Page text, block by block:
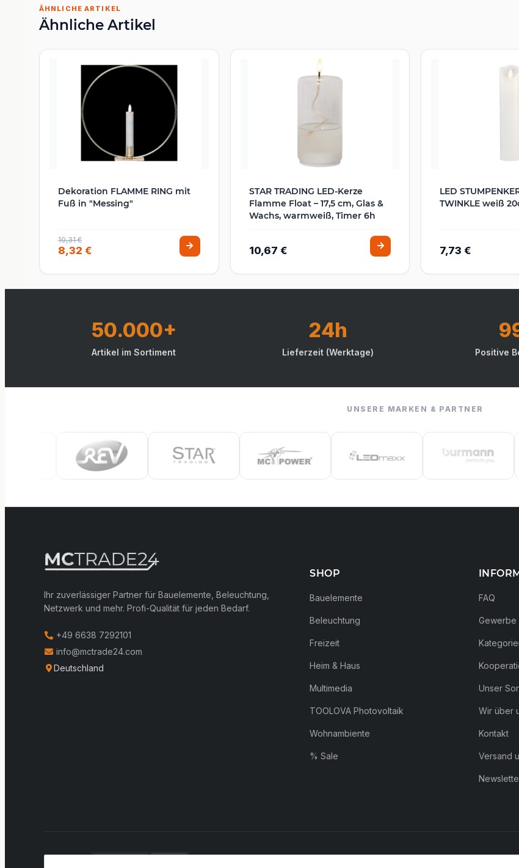
ÄHNLICHE ARTIKEL
Ähnliche Artikel
Dekoration FLAMME RING mit
Fuß in "Messing"
10,31 €
8,32 €
STAR TRADING LED-Kerze
Flamme Float – 17,5 cm, Glas &
Wachs, warmweiß, Timer 6h
10,67 €
LED
TWINKLE weiß
7,73 €
50.000+
Artikel im Sortiment
24h
Lieferzeit (Werktage) Positive
UNSERE MARKEN & PARTNER
Ihr zuverlässiger Partner für Bauelemente, Beleuchtung,
Netzwerk und mehr. Profi-Qualität für jeden Bedarf.
+49 6638 7292101
info@mctrade24.com
Deutschland
SHOP
Bauelemente
Beleuchtung
Freizeit
Heim & Haus
Multimedia
TOOLOVA Photovoltaik
Wohnambiente
% Sale
FAQ
Gewerbe
Unser
Wir über
Kontakt
Versand